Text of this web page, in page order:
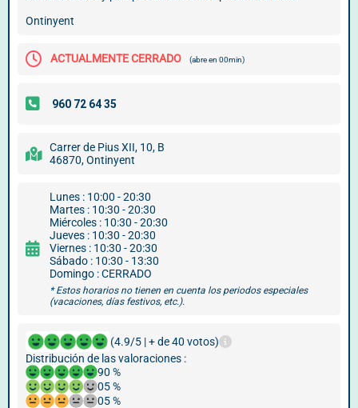
Ontinyent
ACTUALMENTE CERRADO (abre en 00min)
Carrer de Pius XII, 10, B
46870, Ontinyent
Lunes : 10:00 - 20:30
Martes : 10:30 - 20:30
Miércoles : 10:30 - 20:30
Jueves : 10:30 - 20:30
Viernes : 10:30 - 20:30
Sábado : 10:30 - 13:30
Domingo : CERRADO
* Estos horarios no tienen en cuenta los periodos especiales
(vacaciones, días festivos, etc.).
(4.9/5 | + de 40 votos)
Distribución de las valoraciones :
90 %
05 %
05 %